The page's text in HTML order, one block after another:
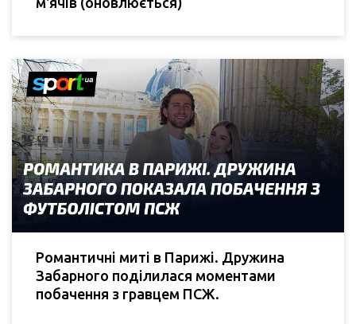
Романтичні миті в Парижі. Дружина
Забарного поділилася моментами
побачення з гравцем ПСЖ.